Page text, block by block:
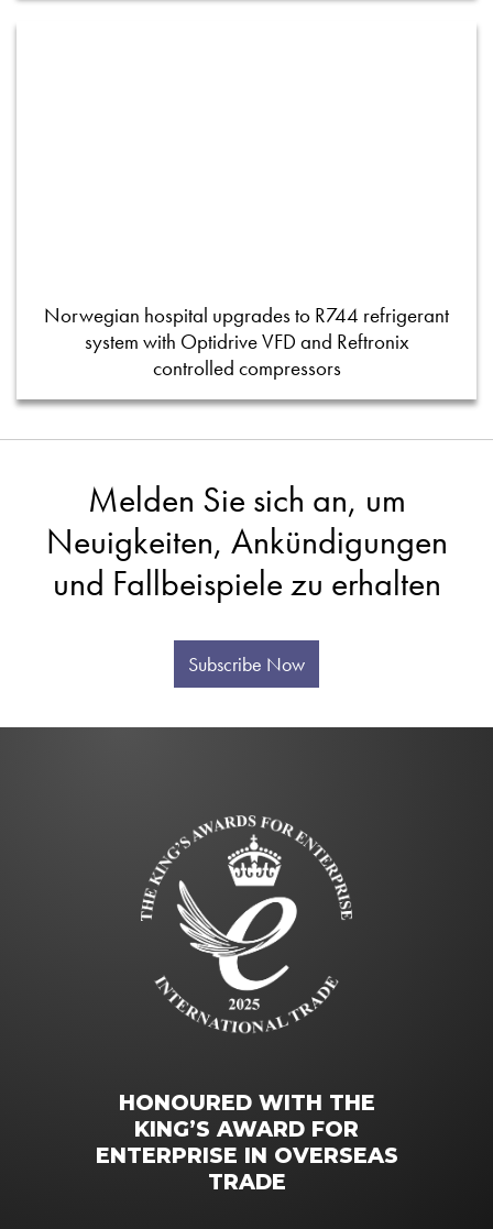
Norwegian hospital upgrades to R744 refrigerant
system with Optidrive VFD and Reftronix
controlled compressors
Melden Sie sich an, um
Neuigkeiten, Ankündigungen
und Fallbeispiele zu erhalten
Subscribe Now
HONOURED WITH THE
KING’S AWARD FOR
ENTERPRISE IN OVERSEAS
TRADE